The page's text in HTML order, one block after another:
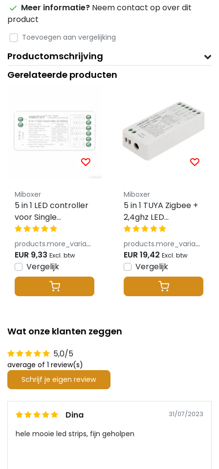
Meer informatie? Neem contact op over dit
product
Toevoegen aan vergelijking
Productomschrijving
Gerelateerde producten
Miboxer
5 in 1 LED controller
voor Single
Color/Dual
White/RGB/RGBW/RGBWW/RGBCCT
LED strips 12-24v -
SR5
products.more_variants_available
EUR 9,33 Excl. btw
Vergelijk
Miboxer
5 in 1 TUYA Zigbee +
2,4ghz LED
controller - voor
Single Color/Dual
White/RGB/RGBW/
LED strips 12-24v -
SZ5
products.more_variants_available
EUR 19,42 Excl. btw
Vergelijk
Wat onze klanten zeggen
5,0/5
average of 1 review(s)
Schrijf je eigen review
Dina 31/07/2023
hele mooie led strips, fijn geholpen